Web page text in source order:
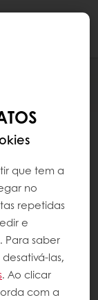
que tem a
no
repetidas
e
Para saber
las,
. Ao clicar
com a